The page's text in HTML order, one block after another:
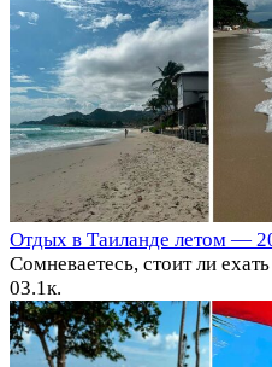
Отдых в Таиланде летом —
Сомневаетесь, стоит ли
03.1к.